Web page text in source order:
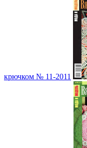
крючком № 11-2011